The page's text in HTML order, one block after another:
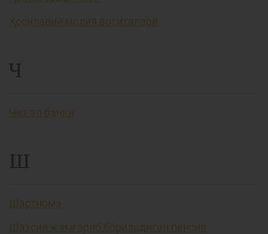
Ҳосилавий молия воситалари
Ч
Чет эл банки
Ш
Шартнома
Шахсий жамғариб бориладиган пенсия